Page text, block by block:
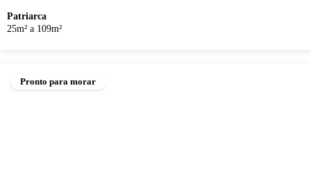
Patriarca
25m² a 109m²
Pronto para morar